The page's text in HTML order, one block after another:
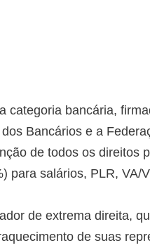
categoria bancária,
Bancários e a
de todos os direitos
para salários, PLR, VA/
de extrema direita,
de suas